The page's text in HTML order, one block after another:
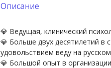
Описание
💎 Ведущая, клинический
💎 Больше двух десятилетий в
удовольствием веду на
💎 Большой опыт в